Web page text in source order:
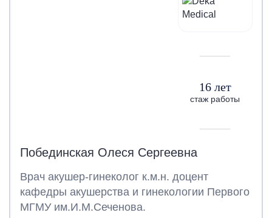
16 лет
стаж работы
Побединская Олеся Сергеевна
Врач акушер-гинеколог к.м.н. доцент
кафедры акушерства и гинекологии Первого
МГМУ им.И.М.Сеченова.